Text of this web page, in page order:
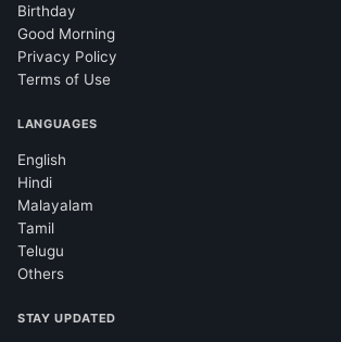
Birthday
Good Morning
Privacy Policy
Terms of Use
LANGUAGES
English
Hindi
Malayalam
Tamil
Telugu
Others
STAY UPDATED